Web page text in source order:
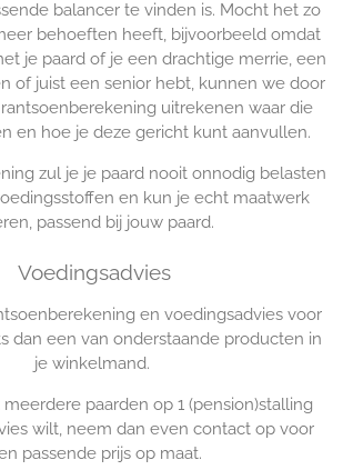
balancer te vinden is. Mocht het zo
behoeften heeft, bijvoorbeeld omdat
je paard of je een drachtige merrie, een
of juist een senior hebt, kunnen we door
uitrekenen waar die
en hoe je deze gericht kunt aanvullen.
zul je je paard nooit onnodig belasten
en kun je echt maatwerk
passend bij jouw paard.
Voedingsadvies
en voedingsadvies voor
dan een van onderstaande producten in
je winkelmand.
paarden op 1 (pension)stalling
wilt, neem dan even contact op voor
passende prijs op maat.